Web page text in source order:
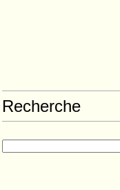
Recherche